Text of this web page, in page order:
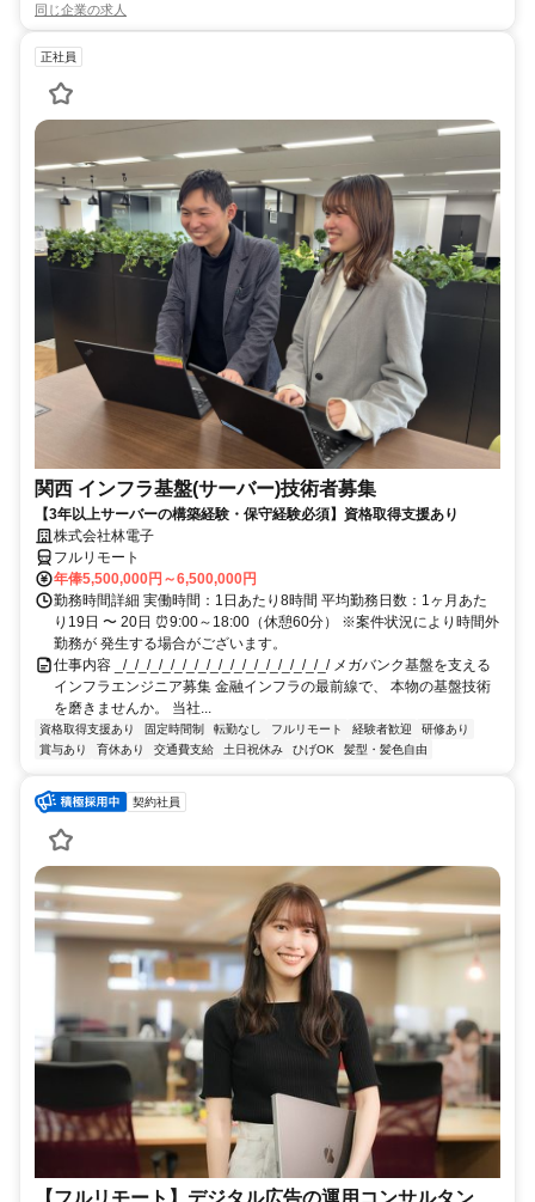
同じ企業の求人
正社員
関西 インフラ基盤(サーバー)技術者募集
【3年以上サーバーの構築経験・保守経験必須】資格取得支援あり
株式会社林電子
フルリモート
年俸5,500,000円～6,500,000円
勤務時間詳細 実働時間：1日あたり8時間 平均勤務日数：1ヶ月あた
り19日 〜 20日 ⏰9:00～18:00（休憩60分） ※案件状況により時間外
勤務が 発生する場合がございます。
仕事内容 _/_/_/_/_/_/_/_/_/_/_/_/_/_/_/_/_/_/ メガバンク基盤を支える
インフラエンジニア募集 金融インフラの最前線で、 本物の基盤技術
を磨きませんか。 当社...
資格取得支援あり 固定時間制 転勤なし フルリモート 経験者歓迎
研修あり
賞与あり
育休あり 交通費支給 土日祝休み ひげOK 髪型・髪色自由
契約社員
【フルリモート】デジタル広告の運用コンサルタン